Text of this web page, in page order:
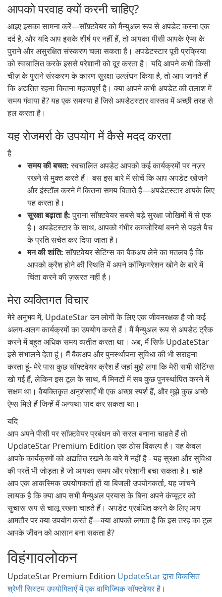
आपको परवाह क्यों करनी चाहिए?
आइए इसका सामना करें—सॉफ़्टवेयर को मैन्युअल रूप से अपडेट करना एक
दर्द है, और यदि आप इसके शीर्ष पर नहीं हैं, तो आपका पीसी आपके ऐप्स के
पुराने और असुरक्षित संस्करण चला सकता है। अपडेटस्टार पूरी प्रक्रिया
को स्वचालित करके इससे परेशानी को दूर करता है। यदि आपने कभी किसी
चीज़ के पुराने संस्करण के कारण सुरक्षा उल्लंघन किया है, तो आप जानते हैं
कि अद्यतित रहना कितना महत्वपूर्ण है। क्या आपने कभी अपडेट की तलाश में
समय गंवाया है? यह एक समस्या है जिसे अपडेटस्टार वास्तव में अच्छी तरह से
हल करता है।
यह रोजमर्रा के उपयोग में कैसे मदद करता
है
समय की बचत:स्वचालित अपडेट आपको कई कार्यक्रमों पर नज़र
रखने से मुक्त करते हैं। बस इस बारे में सोचें कि आप अपडेट खोजने
और इंस्टॉल करने में कितना समय बिताते हैं—अपडेटस्टार आपके लिए
यह करता है।
सुरक्षा बढ़ाता है:पुराना सॉफ़्टवेयर सबसे बड़े सुरक्षा जोखिमों में से एक
है। अपडेटस्टार के साथ, आपको गंभीर कमजोरियां बनने से पहले पैच
के प्रति सचेत कर दिया जाता है।
मन की शांति:सॉफ़्टवेयर सेटिंग्स का बैकअप लेने का मतलब है कि
आपको क्रैश होने की स्थिति में अपने कॉन्फ़िगरेशन खोने के बारे में
चिंता करने की ज़रूरत नहीं है।
मेरा व्यक्तिगत विचार
मेरे अनुभव में, UpdateStar उन लोगों के लिए एक जीवनरक्षक है जो कई
अलग-अलग कार्यक्रमों का उपयोग करते हैं। मैं मैन्युअल रूप से अपडेट ट्रैक
करने में बहुत अधिक समय व्यतीत करता था। अब, मैं सिर्फ UpdateStar
इसे संभालने देता हूं। मैं बैकअप और पुनर्स्थापना सुविधा की भी सराहना
करता हूं- मेरे पास कुछ सॉफ़्टवेयर क्रैश हैं जहां मुझे लगा कि मेरी सभी सेटिंग्स
खो गई हैं, लेकिन इस टूल के साथ, मैं मिनटों में सब कुछ पुनर्स्थापित करने में
सक्षम था। वैयक्तिकृत अनुशंसाएँ भी एक अच्छा स्पर्श हैं, और मुझे कुछ अच्छे
ऐप्स मिले हैं जिन्हें मैं अन्यथा याद कर सकता था।
यदि
आप अपने पीसी पर सॉफ़्टवेयर प्रबंधन को सरल बनाना चाहते हैं तो
UpdateStar Premium Edition एक ठोस विकल्प है। यह केवल
आपके कार्यक्रमों को अद्यतित रखने के बारे में नहीं है - यह सुरक्षा और सुविधा
की परतें भी जोड़ता है जो आपका समय और परेशानी बचा सकता है। चाहे
आप एक आकस्मिक उपयोगकर्ता हों या बिजली उपयोगकर्ता, यह जांचने
लायक है कि क्या आप सभी मैन्युअल प्रयास के बिना अपने कंप्यूटर को
सुचारू रूप से चालू रखना चाहते हैं। अपडेट प्रबंधित करने के लिए आप
आमतौर पर क्या उपयोग करते हैं—क्या आपको लगता है कि इस तरह का टूल
आपके जीवन को आसान बना सकता है?
विहंगावलोकन
UpdateStar Premium Edition UpdateStar द्वारा विकसित
श्रेणी सिस्टम उपयोगिताएँ में एक वाणिज्यिक सॉफ्टवेयर है ।